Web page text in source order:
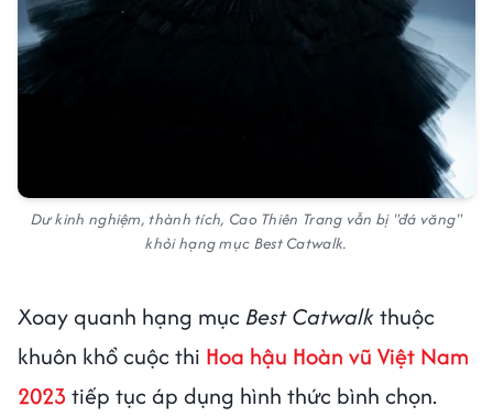
Dư kinh nghiệm, thành tích, Cao Thiên Trang vẫn bị "đá văng"
khỏi hạng mục Best Catwalk.
Xoay quanh hạng mục Best Catwalk thuộc
khuôn khổ cuộc thi Hoa hậu Hoàn vũ Việt Nam
2023 tiếp tục áp dụng hình thức bình chọn.